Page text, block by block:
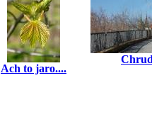
Ach to jaro....